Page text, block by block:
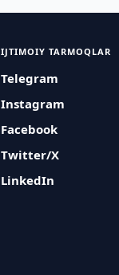
IJTIMOIY TARMOQLAR
Telegram
Instagram
Facebook
Twitter/X
LinkedIn